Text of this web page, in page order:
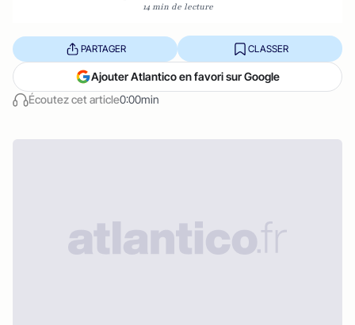
14 min de lecture
Écoutez cet article0:00min
PARTAGER CLASSER
Ajouter Atlantico en favori sur Google